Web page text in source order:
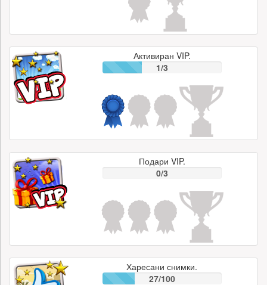
Активиран VIP.
1/3
Подари VIP.
0/3
Харесани снимки.
27/100